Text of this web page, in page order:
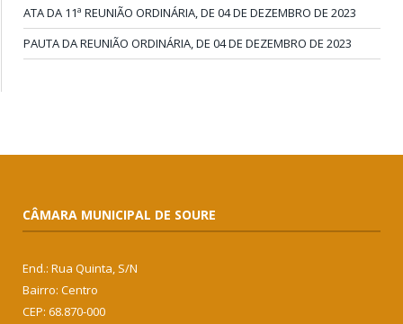
ATA DA 11ª REUNIÃO ORDINÁRIA, DE 04 DE DEZEMBRO DE 2023
PAUTA DA REUNIÃO ORDINÁRIA, DE 04 DE DEZEMBRO DE 2023
CÂMARA MUNICIPAL DE SOURE
End.: Rua Quinta, S/N
Bairro: Centro
CEP: 68.870-000